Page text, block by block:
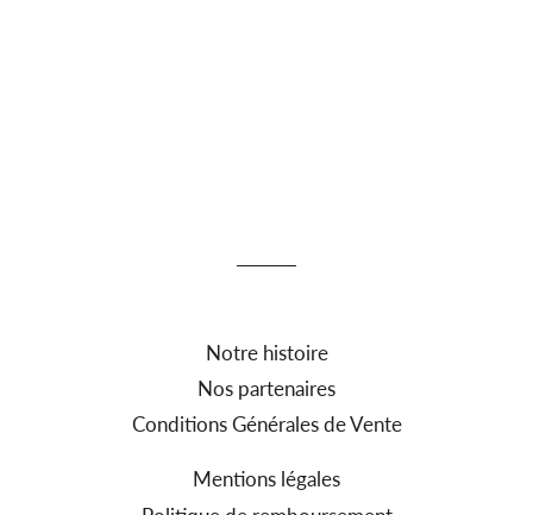
Notre histoire
Nos partenaires
Conditions Générales de Vente
Mentions légales